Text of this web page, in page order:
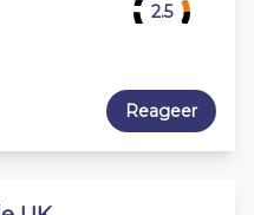
2.5
Reageer